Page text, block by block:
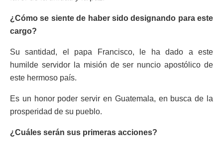
¿Cómo se siente de haber sido designando para este
cargo?
Su santidad, el papa Francisco, le ha dado a este
humilde servidor la misión de ser nuncio apostólico de
este hermoso país.
Es un honor poder servir en Guatemala, en busca de la
prosperidad de su pueblo.
¿Cuáles serán sus primeras acciones?